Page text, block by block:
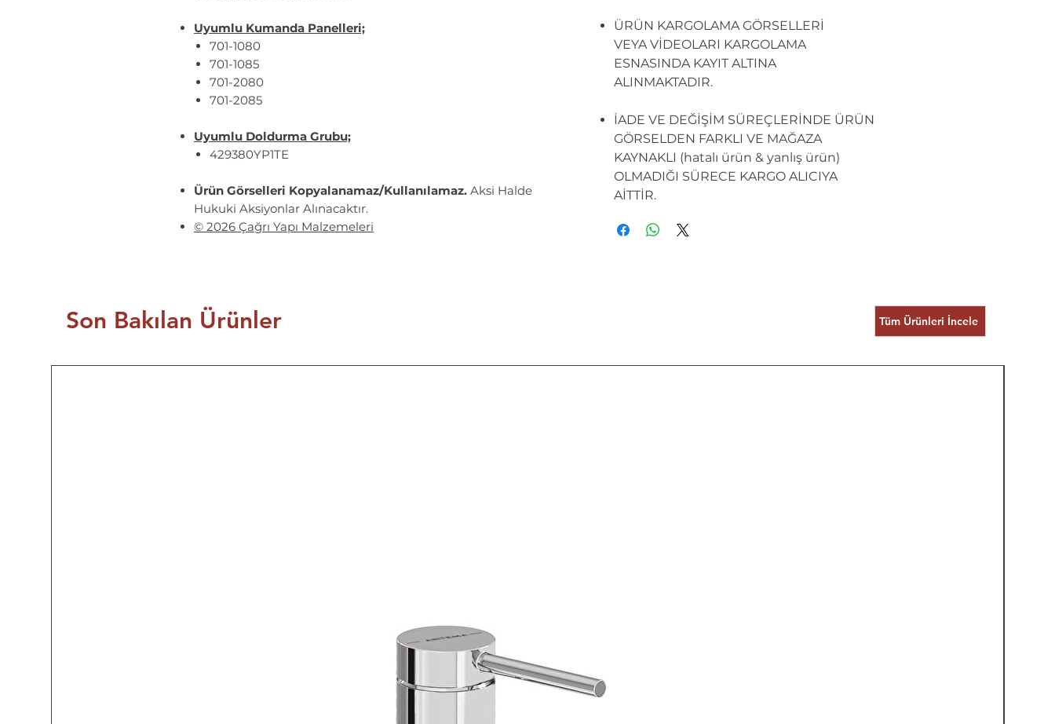
Uyumlu Kumanda Panelleri;
701-1080
701-1085
701-2080
701-2085
Uyumlu Doldurma Grubu;
429380YP1TE
Ürün Görselleri Kopyalanamaz/Kullanılamaz. Aksi Halde
Hukuki Aksiyonlar Alınacaktır.
© 2026 Çağrı Yapı Malzemeleri
ÜRÜN KARGOLAMA GÖRSELLERİ
VEYA VİDEOLARI KARGOLAMA
ESNASINDA KAYIT ALTINA
ALINMAKTADIR.
İADE VE DEĞİŞİM SÜREÇLERİNDE ÜRÜN
GÖRSELDEN FARKLI VE MAĞAZA
KAYNAKLI (hatalı ürün & yanlış ürün)
OLMADIĞI SÜRECE KARGO ALICIYA
AİTTİR.
Son Bakılan Ürünler Tüm Ürünleri İncele